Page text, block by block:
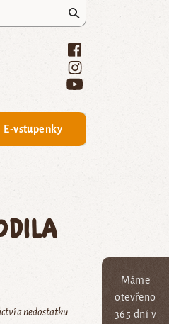
Máme
otevřeno
365 dní v
E-vstupenky
a nedostatku